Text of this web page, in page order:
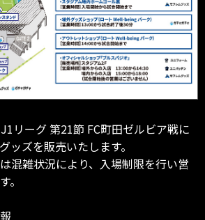
リーグ 第21節 FC町田ゼルビア戦に
ッズを販売いたします。
混雑状況により、入場制限を行い営
。